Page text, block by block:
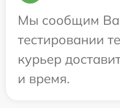
Мы сообщим
тестировании
курьер
и время.